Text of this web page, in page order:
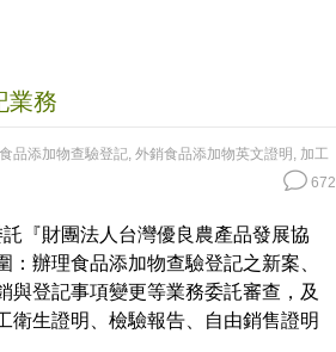
業務
食品添加物查驗登記, 外銷食品添加物英文證明 , 加工
672
『財團法人台灣優良農產品發展協
辦理食品添加物查驗登記之新案、
與登記事項變更等業務委託審查，及
衛生證明、檢驗報告、自由銷售證明